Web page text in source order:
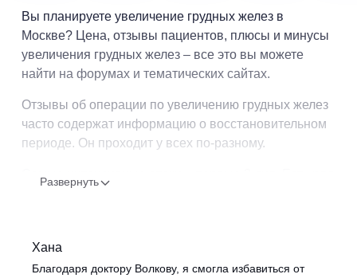
Вы планируете увеличение грудных желез в
Москве? Цена, отзывы пациентов, плюсы и минусы
увеличения грудных желез – все это вы можете
найти на форумах и тематических сайтах.
Отзывы об операции по увеличению грудных желез
часто содержат информацию о восстановительном
периоде. Он проходит у всех по-разному.
баню, сауну и солярий, исключить физические
нагрузки.
Развернуть
Хана
Благодаря доктору Волкову, я смогла избавиться от